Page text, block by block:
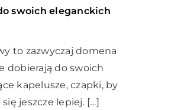
swoich eleganckich
to zazwyczaj domena
dobierają do swoich
kapelusze, czapki, by
jeszcze lepiej. […]